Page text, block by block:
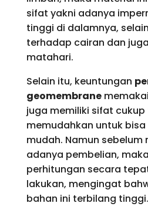
sifat yakni adanya
tinggi di dalamnya,
terhadap cairan dan
matahari.
Selain itu, keuntungan
geomembrane
juga memiliki sifat cukup
memudahkan untuk
mudah. Namun sebelum
adanya pembelian,
perhitungan secara
lakukan, mengingat
bahan ini terbilang tinggi.